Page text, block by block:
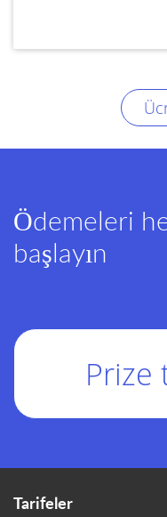
Ödemeleri
başlayın
Prize
Tarifeler